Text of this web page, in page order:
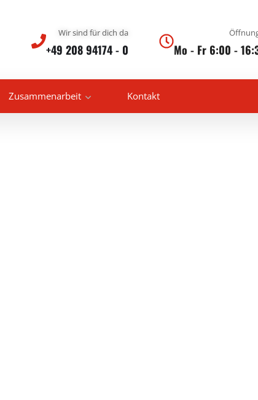
Wir sind für dich da
+49 208 94174 - 0 Mo - Fr 6:00 -
Zusammenarbeit Kontakt